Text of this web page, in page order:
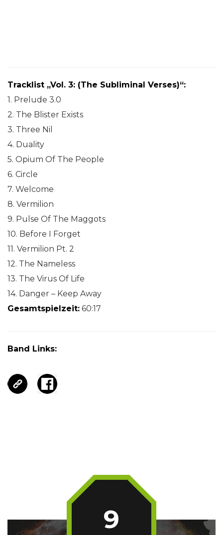
Tracklist „Vol. 3: (The Subliminal Verses)“:
1. Prelude 3.0
2. The Blister Exists
3. Three Nil
4. Duality
5. Opium Of The People
6. Circle
7. Welcome
8. Vermilion
9. Pulse Of The Maggots
10. Before I Forget
11. Vermilion Pt. 2
12. The Nameless
13. The Virus Of Life
14. Danger – Keep Away
Gesamtspielzeit: 60:17
Band Links:
9